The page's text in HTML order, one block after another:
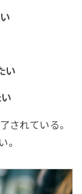
い
されている。
。